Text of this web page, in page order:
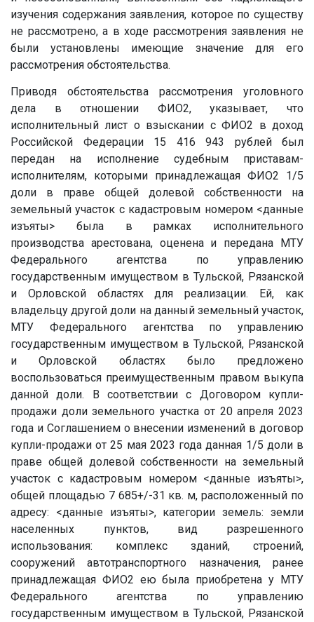
изучения содержания заявления, которое по существу
не рассмотрено, а в ходе рассмотрения заявления не
были установлены имеющие значение для его
рассмотрения обстоятельства.
Приводя обстоятельства рассмотрения уголовного
дела в отношении ФИО2, указывает, что
исполнительный лист о взыскании с ФИО2 в доход
Российской Федерации 15 416 943 рублей был
передан на исполнение судебным приставам-
исполнителям, которыми принадлежащая ФИО2 1/5
доли в праве общей долевой собственности на
земельный участок с кадастровым номером <данные
изъяты> была в рамках исполнительного
производства арестована, оценена и передана МТУ
Федерального агентства по управлению
государственным имуществом в Тульской, Рязанской
и Орловской областях для реализации. Ей, как
владельцу другой доли на данный земельный участок,
МТУ Федерального агентства по управлению
государственным имуществом в Тульской, Рязанской
и Орловской областях было предложено
воспользоваться преимущественным правом выкупа
данной доли. В соответствии с Договором купли-
продажи доли земельного участка от 20 апреля 2023
года и Соглашением о внесении изменений в договор
купли-продажи от 25 мая 2023 года данная 1/5 доли в
праве общей долевой собственности на земельный
участок с кадастровым номером <данные изъяты>,
общей площадью 7 685+/-31 кв. м, расположенный по
адресу: <данные изъяты>, категории земель: земли
населенных пунктов, вид разрешенного
использования: комплекс зданий, строений,
сооружений автотранспортного назначения, ранее
принадлежащая ФИО2 ею была приобретена у МТУ
Федерального агентства по управлению
государственным имуществом в Тульской, Рязанской